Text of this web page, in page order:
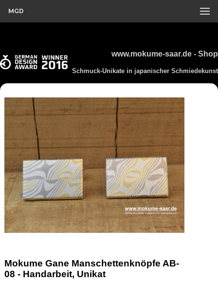
MGD
www.mokume-saar.de - Shop
Schmuck-Unikate in japanischer Schmiedekunst
Mokume Gane Manschettenknöpfe AB-
08 - Handarbeit, Unikat